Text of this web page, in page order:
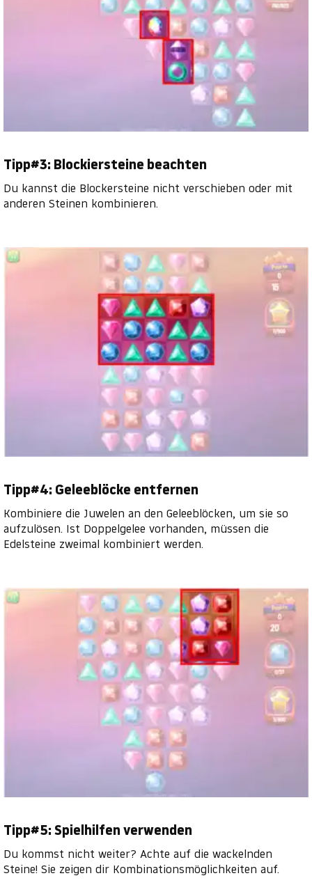
Tipp#3: Blockiersteine beachten
Du kannst die Blockersteine nicht verschieben oder mit
anderen Steinen kombinieren.
Tipp#4: Geleeblöcke entfernen
Kombiniere die Juwelen an den Geleeblöcken, um sie so
aufzulösen. Ist Doppelgelee vorhanden, müssen die
Edelsteine zweimal kombiniert werden.
Tipp#5: Spielhilfen verwenden
Du kommst nicht weiter? Achte auf die wackelnden
Steine! Sie zeigen dir Kombinationsmöglichkeiten auf.